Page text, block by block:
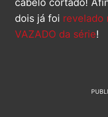
cabelo cortado!
dois já foi revelado
VAZADO da série!